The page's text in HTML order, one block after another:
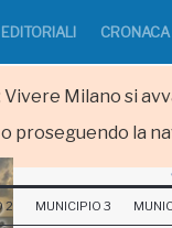
Milano si
proseguendo la
EDITORIALI CRONACA
2 MUNICIPIO 3